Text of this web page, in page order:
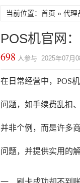
当前位置： 首页 » 代理
POS机官网
698 人参与 2025年07月
在日常经营中，POS
问题，如手续费乱扣
并非个例，而是许多
问题，并提供实用的